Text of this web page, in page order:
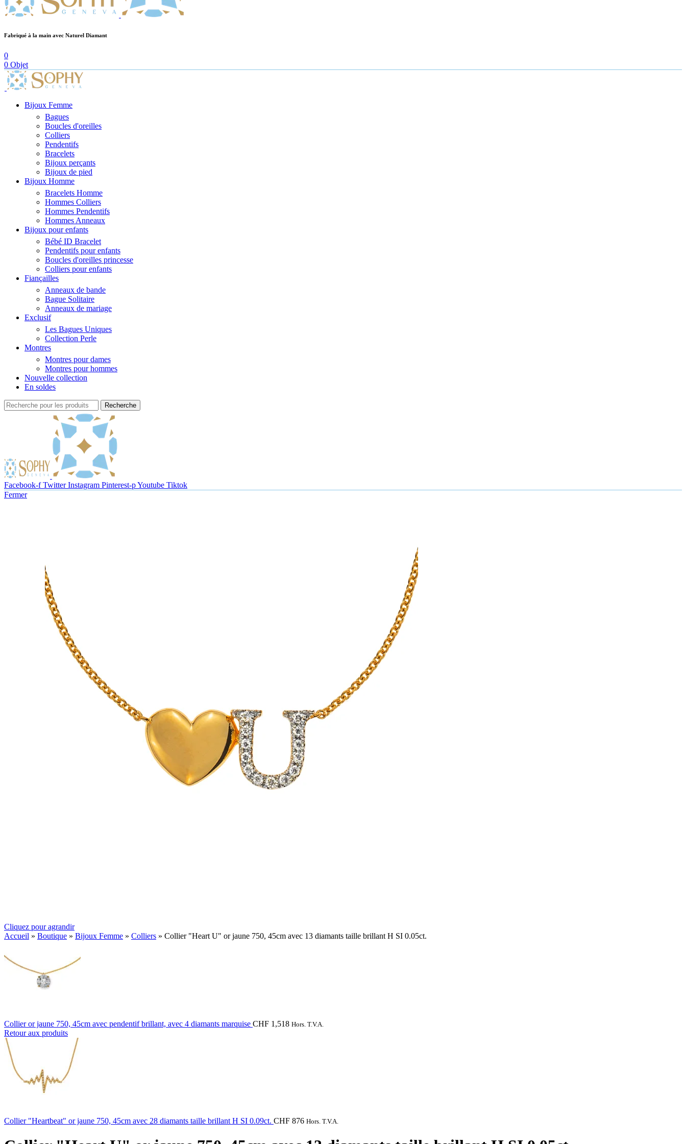
Fabriqué à la main avec Naturel Diamant
0
0 Objet
Bijoux Femme
Bagues
Boucles d'oreilles
Colliers
Pendentifs
Bracelets
Bijoux perçants
Bijoux de pied
Bijoux Homme
Bracelets Homme
Hommes Colliers
Hommes Pendentifs
Hommes Anneaux
Bijoux pour enfants
Bébé ID Bracelet
Pendentifs pour enfants
Boucles d'oreilles princesse
Colliers pour enfants
Fiançailles
Anneaux de bande
Bague Solitaire
Anneaux de mariage
Exclusif
Les Bagues Uniques
Collection Perle
Montres
Montres pour dames
Montres pour hommes
Nouvelle collection
En soldes
Recherche
Facebook-f Twitter Instagram Pinterest-pYoutube Tiktok
Fermer
Cliquez pour agrandir
Accueil » Boutique » Bijoux Femme » Colliers » Collier "Heart U" or jaune 750, 45cm avec 13 diamants taille brillant H SI 0.05ct.
Collier or jaune 750, 45cm avec pendentif brillant, avec 4 diamants marquise CHF 1,518 Hors. T.V.A.
Retour aux produits
Collier "Heartbeat" or jaune 750, 45cm avec 28 diamants taille brillant H SI 0.09ct. CHF 876 Hors. T.V.A.